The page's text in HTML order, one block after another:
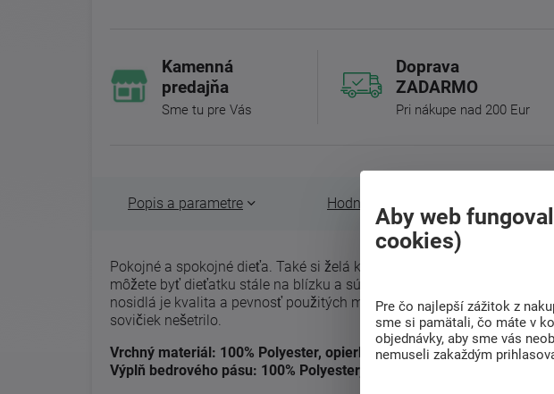
Kamenná
predajňa
Sme tu pre Vás
Doprava
ZADARMO
Pri nákupe nad 200 Eur
Popis a parametre Hodnotenie (0)
Pokojné a spokojné dieťa. Také si želá každý rodič. S pomocou
môžete byť dieťatku stále na blízku a súčasne mať "voľné ruky".
nosidlá je kvalita a pevnosť použitých materiálov, ktorými sa na
sovičiek nešetrilo.
Vrchný materiál: 100% Polyester, opierka hlavy: 100% Bavlna
Výplň bedrového pásu: 100% Polyester, ramenné popruhy: 100%
Aby web
cookies)
Pre čo najlepší zážitok z
sme si pamätali, čo máte v
objednávky, aby sme vás
nemuseli zakaždým